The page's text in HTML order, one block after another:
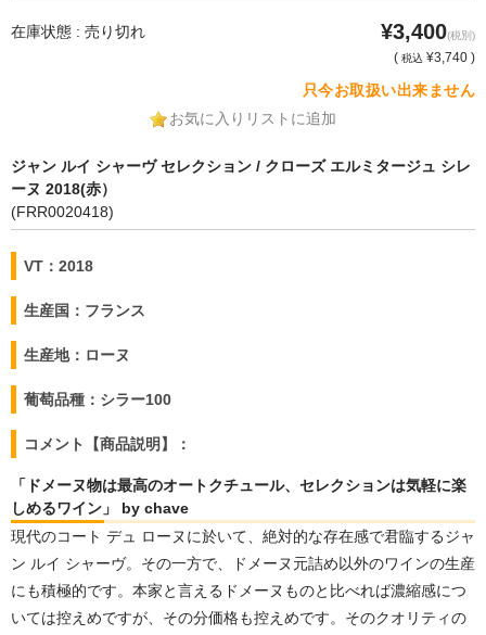
在庫状態 : 売り切れ ¥3,400(税別)
( 税込 ¥3,740 )
只今お取扱い出来ません
お気に入りリストに追加
ジャン ルイ シャーヴ セレクション / クローズ エルミタージュ シレ
ーヌ 2018(赤）
(FRR0020418)
VT：2018
生産国：フランス
生産地：ローヌ
葡萄品種：シラー100
コメント【商品説明】：
「ドメーヌ物は最高のオートクチュール、セレクションは気軽に楽
しめるワイン」 by chave
現代のコート デュ ローヌに於いて、絶対的な存在感で君臨するジャ
ン ルイ シャーヴ。その一方で、ドメーヌ元詰め以外のワインの生産
にも積極的です。本家と言えるドメーヌものと比べれば濃縮感につ
いては控えめですが、その分価格も控えめです。そのクオリティの